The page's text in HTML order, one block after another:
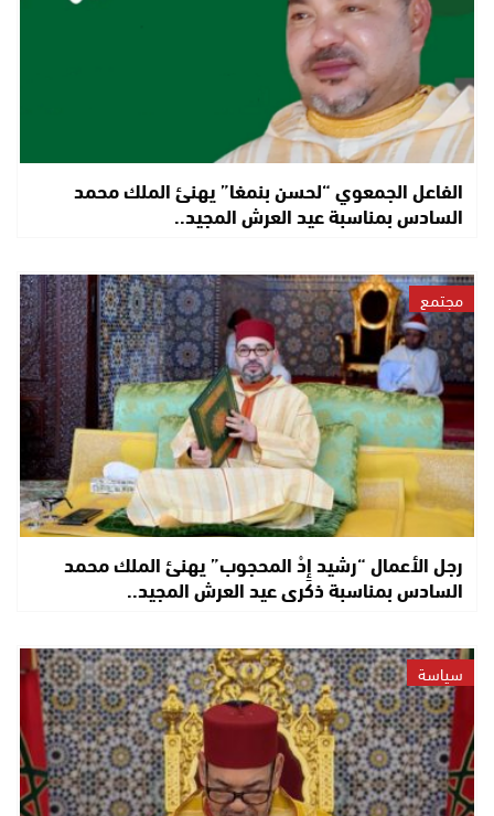
الفاعل الجمعوي “لحسن بنمغا” يهنئ الملك محمد
السادس بمناسبة عيد العرش المجيد..
مجتمع
رجل الأعمال “رشيد إِدْ المحجوب” يهنئ الملك محمد
السادس بمناسبة ذكرى عيد العرش المجيد..
سياسة